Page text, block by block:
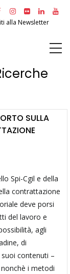
alla Newsletter
SULLA
Spi-Cgil e della
contrattazione
deve porsi
del lavoro e
agli
di
contenuti –
i metodi